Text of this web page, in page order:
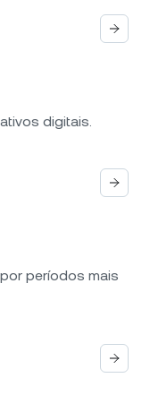
digitais.
períodos mais